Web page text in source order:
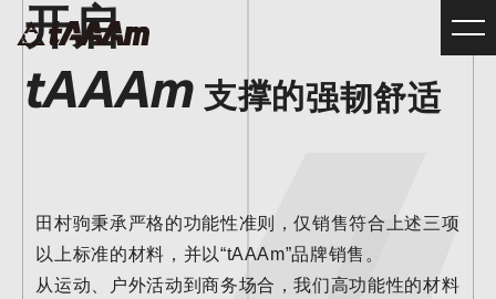
开启
tAAAm 支撑的强韧舒适
田村驹秉承严格的功能性准则，仅销售符合上述三项
以上标准的材料，并以“tAAAm”品牌销售。
从运动、户外活动到商务场合，我们高功能性的材料